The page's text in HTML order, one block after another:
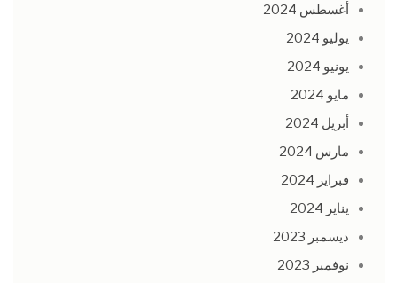
أغسطس 2024
يوليو 2024
يونيو 2024
مايو 2024
أبريل 2024
مارس 2024
فبراير 2024
يناير 2024
ديسمبر 2023
نوفمبر 2023